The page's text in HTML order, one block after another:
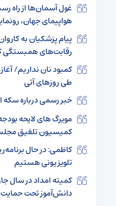
غول آسمان‌ها از راه
هواپیمای جهان،
پیام پزشکیان به
رقابت‌های همبستگی
کمبود نان نداریم/
طی روزهای آتی
خبر رسمی درباره سکه
کمیسیون تلفیق
کاظمی: در حال
تلویزیونی هستیم
دانش‌آموز تحت حمایت